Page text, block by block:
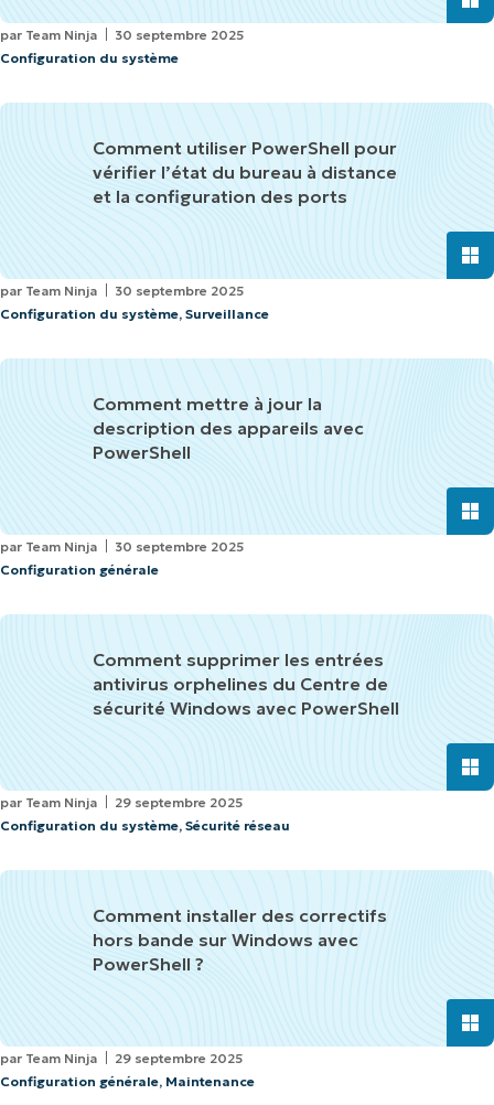
par Team Ninja
30 septembre 2025
Configuration du système
Comment utiliser PowerShell pour
vérifier l’état du bureau à distance
et la configuration des ports
par Team Ninja
30 septembre 2025
Configuration du système, Surveillance
Comment mettre à jour la
description des appareils avec
PowerShell
par Team Ninja
30 septembre 2025
Configuration générale
Comment supprimer les entrées
antivirus orphelines du Centre de
sécurité Windows avec PowerShell
par Team Ninja
29 septembre 2025
Configuration du système, Sécurité réseau
Comment installer des correctifs
hors bande sur Windows avec
PowerShell ?
par Team Ninja
29 septembre 2025
Configuration générale, Maintenance